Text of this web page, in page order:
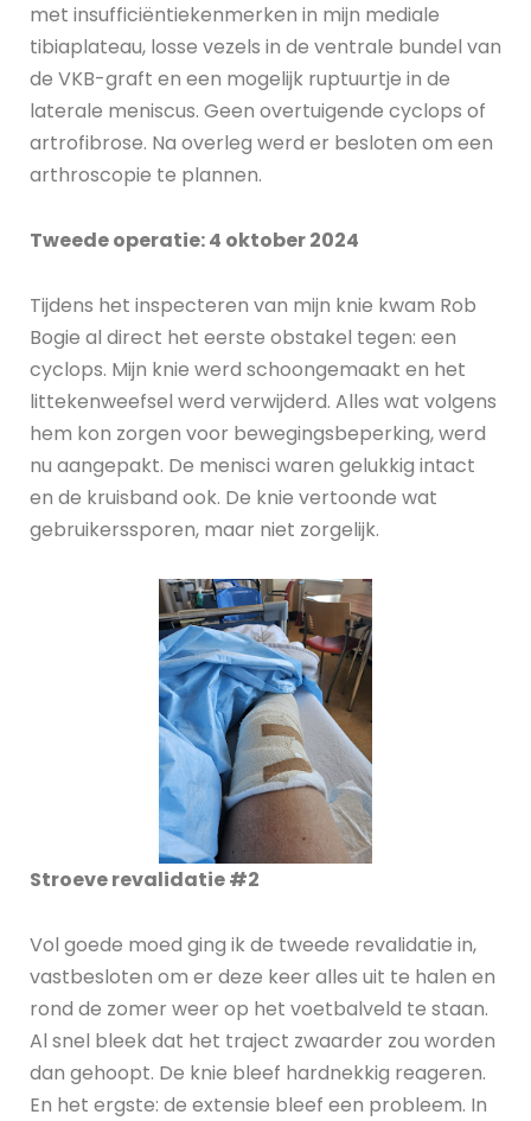
met insufficiëntiekenmerken in mijn mediale
tibiaplateau, losse vezels in de ventrale bundel van
de VKB-graft en een mogelijk ruptuurtje in de
laterale meniscus. Geen overtuigende cyclops of
artrofibrose. Na overleg werd er besloten om een
arthroscopie te plannen.
Tweede operatie: 4 oktober 2024
Tijdens het inspecteren van mijn knie kwam Rob
Bogie al direct het eerste obstakel tegen: een
cyclops. Mijn knie werd schoongemaakt en het
littekenweefsel werd verwijderd. Alles wat volgens
hem kon zorgen voor bewegingsbeperking, werd
nu aangepakt. De menisci waren gelukkig intact
en de kruisband ook. De knie vertoonde wat
gebruikerssporen, maar niet zorgelijk.
Stroeve revalidatie #2
Vol goede moed ging ik de tweede revalidatie in,
vastbesloten om er deze keer alles uit te halen en
rond de zomer weer op het voetbalveld te staan.
Al snel bleek dat het traject zwaarder zou worden
dan gehoopt. De knie bleef hardnekkig reageren.
En het ergste: de extensie bleef een probleem. In